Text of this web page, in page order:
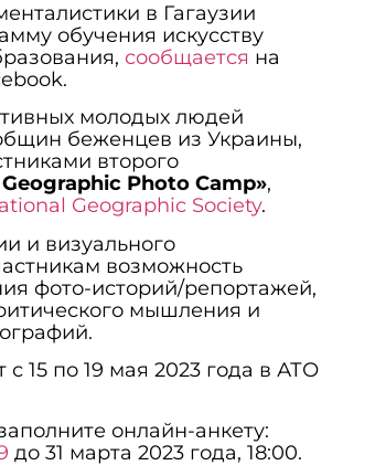
в Гагаузии
обучения искусству
сообщается на
молодых людей
беженцев из Украины,
второго
Photo Camp»,
Geographic Society.
и визуального
возможность
фото-историй/репортажей,
мышления и
15 по 19 мая 2023 года в АТО
онлайн-анкету:
до 31 марта 2023 года, 18:00.